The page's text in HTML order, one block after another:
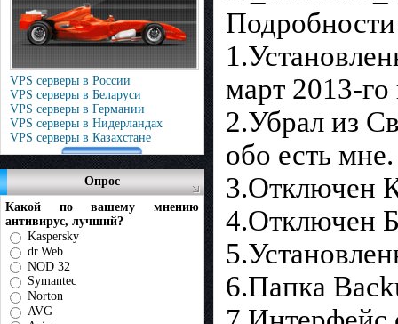
VPS серверы в России
VPS серверы в Беларуси
VPS серверы в Германии
VPS серверы в Нидерландах
VPS серверы в Казахстане
Опрос
Какой по вашему мнению
антивирус, лучший?
Kaspersky
dr.Web
NOD 32
Symantec
Norton
AVG
март 2013-
2.Убрал из
обо есть
3.Отключен
4.Отключен
6.Папка